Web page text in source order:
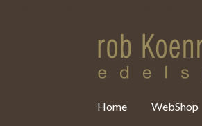
Home WebShop